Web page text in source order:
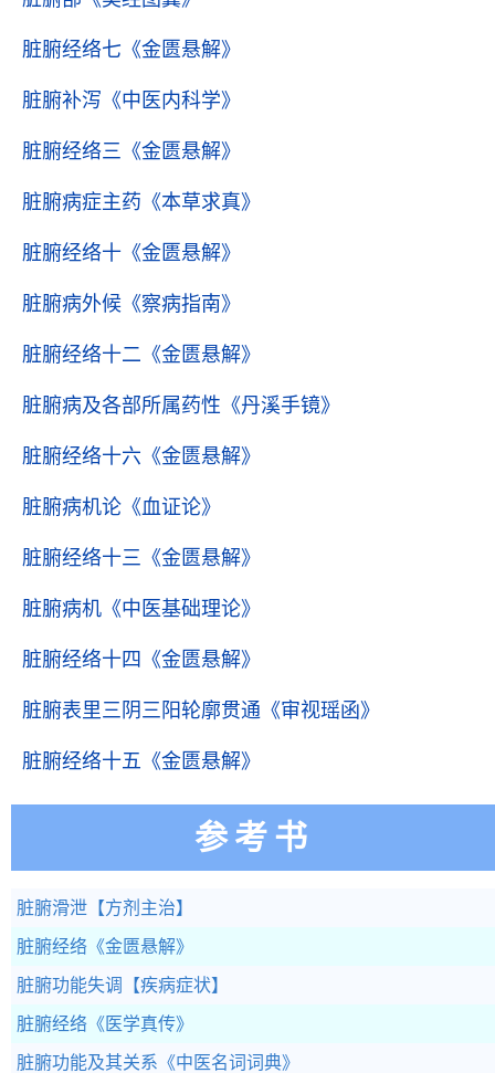
脏腑经络七 《金匮悬解》
脏腑补泻 《中医内科学》
脏腑经络三 《金匮悬解》
脏腑病症主药 《本草求真》
脏腑经络十 《金匮悬解》
脏腑病外候 《察病指南》
脏腑经络十二 《金匮悬解》
脏腑病及各部所属药性 《丹溪手镜》
脏腑经络十六 《金匮悬解》
脏腑病机论 《血证论》
脏腑经络十三 《金匮悬解》
脏腑病机 《中医基础理论》
脏腑经络十四 《金匮悬解》
脏腑表里三阴三阳轮廓贯通 《审视瑶函》
脏腑经络十五 《金匮悬解》
参考书
脏腑滑泄 【方剂主治】
脏腑经络 《金匮悬解》
脏腑功能失调 【疾病症状】
脏腑经络 《医学真传》
脏腑功能及其关系 《中医名词词典》